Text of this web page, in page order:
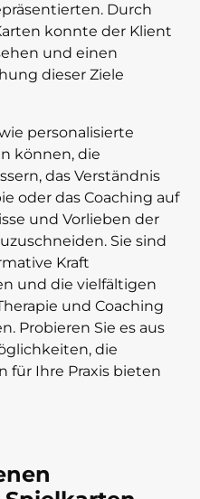
Durch
konnte der Klient
und einen
dieser Ziele
personalisierte
können, die
das Verständnis
oder das Coaching auf
und Vorlieben der
Sie sind
Kraft
und die vielfältigen
und Coaching
Probieren Sie es aus
die
für Ihre Praxis bieten